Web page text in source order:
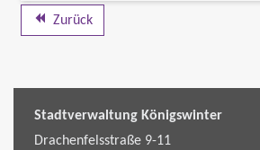
Zurück
Stadtverwaltung Königswinter
Drachenfelsstraße 9-11